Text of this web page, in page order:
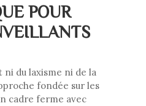
POUR
du laxisme ni de la
fondée sur les
cadre ferme avec